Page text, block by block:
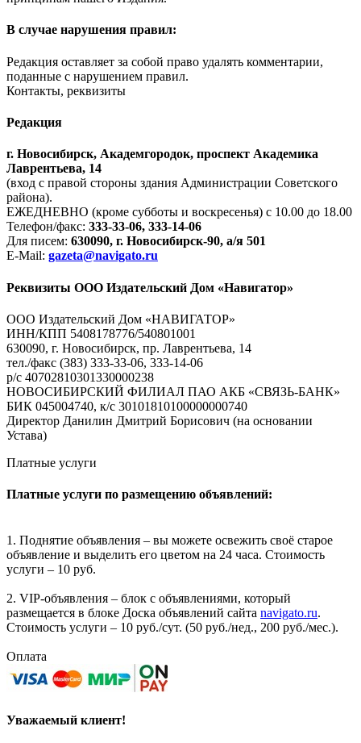
В случае нарушения правил:
Редакция оставляет за собой право удалять комментарии,
поданные с нарушением правил.
Контакты, реквизиты
Редакция
г. Новосибирск, Академгородок, проспект Академика
Лаврентьева, 14
(вход с правой стороны здания Администрации Советского
района).
ЕЖЕДНЕВНО (кроме субботы и воскресенья) с 10.00 до 18.00
Телефон/факс: 333-33-06, 333-14-06
Для писем: 630090, г. Новосибирск-90, а/я 501
E-Mail: gazeta@navigato.ru
Реквизиты ООО Издательский Дом «Навигатор»
ООО Издательский Дом «НАВИГАТОР»
ИНН/КПП 5408178776/540801001
630090, г. Новосибирск, пр. Лаврентьева, 14
тел./факс (383) 333-33-06, 333-14-06
р/с 40702810301330000238
НОВОСИБИРСКИЙ ФИЛИАЛ ПАО АКБ «СВЯЗЬ-БАНК»
БИК 045004740, к/с 30101810100000000740
Директор Данилин Дмитрий Борисович (на основании
Устава)
Платные услуги
Платные услуги по размещению объявлений:
1. Поднятие объявления – вы можете освежить своё старое
объявление и выделить его цветом на 24 часа. Стоимость
услуги – 10 руб.
2. VIP-объявления – блок с объявлениями, который
размещается в блоке Доска объявлений сайта navigato.ru.
Стоимость услуги – 10 руб./сут. (50 руб./нед., 200 руб./мес.).
Оплата
Уважаемый клиент!